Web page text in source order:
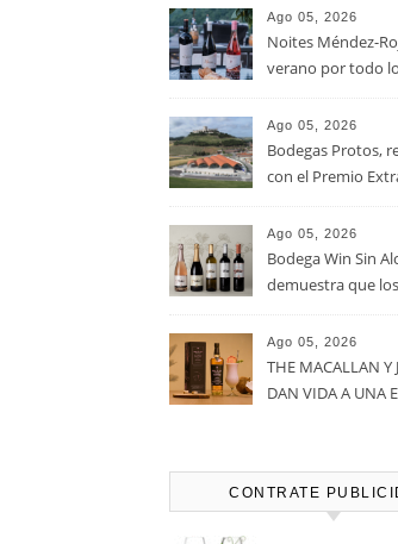
que en 2025
Ago 05, 2026
Noites Méndez-
verano por todo
Ago 05, 2026
Bodegas Protos,
con el Premio
casi un siglo de
vitivinícola
Ago 05, 2026
Bodega Win Sin
demuestra que
calidadcomienzan
en el viñedo
Ago 05, 2026
THE MACALLAN Y
DAN VIDA A UNA
HARMONY
CONTRATE